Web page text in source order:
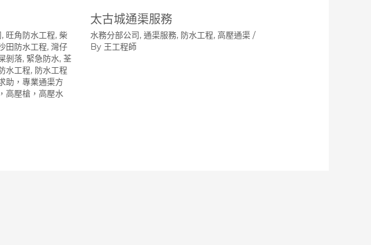
, 旺角防水工程, 柴
田防水工程, 灣仔
剝落, 緊急防水, 荃
水工程, 防水工程
助，專業通渠方
高壓槍，高壓水
太古城通渠服務
水務分部公司, 通渠服務, 防水工程, 高壓通渠/
By 王工程師